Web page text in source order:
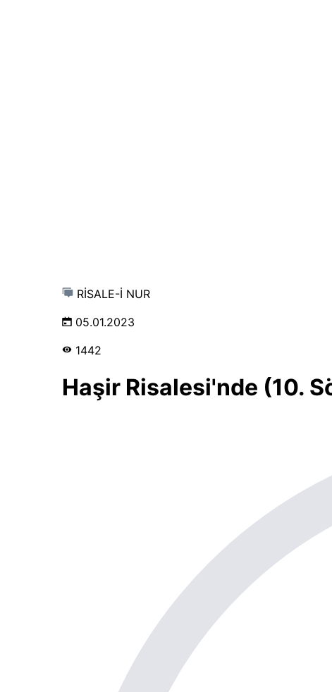
RİSALE-İ NUR
05.01.2023
1442
Haşir Risalesi'nde (10.